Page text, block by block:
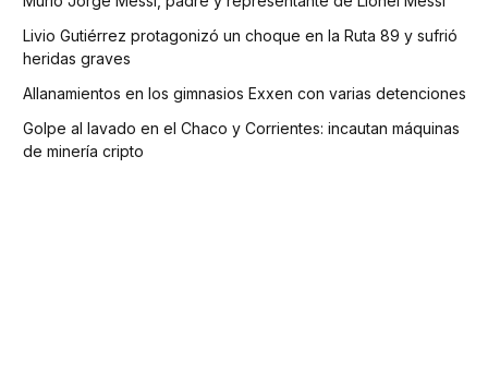
Livio Gutiérrez protagonizó un choque en la Ruta 89 y sufrió
heridas graves
Allanamientos en los gimnasios Exxen con varias detenciones
Golpe al lavado en el Chaco y Corrientes: incautan máquinas
de minería cripto